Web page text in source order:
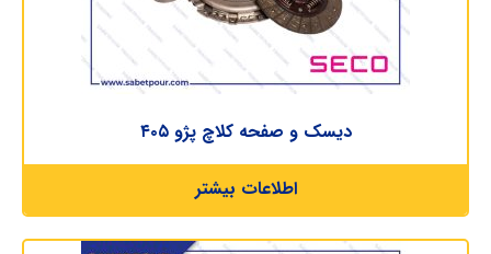
دیسک و صفحه کلاچ پژو ۴۰۵
اطلاعات بیشتر